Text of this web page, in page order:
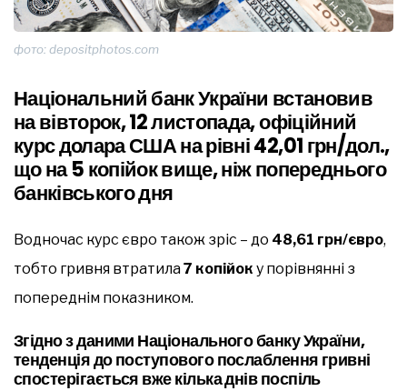
фото: depositphotos.com
Національний банк України встановив
на вівторок, 12 листопада, офіційний
курс долара США на рівні 42,01 грн/дол.,
що на 5 копійок вище, ніж попереднього
банківського дня
Водночас курс євро також зріс – до 48,61 грн/євро,
тобто гривня втратила7 копійок у порівнянні з
попереднім показником.
Згідно з даними Національного банку України,
тенденція до поступового послаблення гривні
спостерігається вже кілька днів поспіль